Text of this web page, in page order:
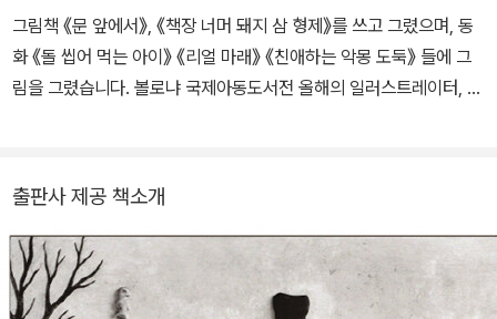
그림책 《문 앞에서》, 《책장 너머 돼지 삼 형제》를 쓰고 그렸으며, 동
화 《돌 씹어 먹는 아이》 《리얼 마래》 《친애하는 악몽 도둑》 들에 그
림을 그렸습니다. 볼로냐 국제아동도서전 올해의 일러스트레이터, 천
출판사 제공 책소개